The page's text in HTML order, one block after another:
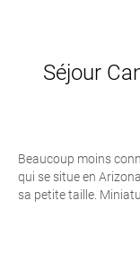
Séjour
Beaucoup moins
qui se situe en
sa petite taille.